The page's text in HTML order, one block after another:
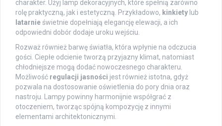
charakter. Użyj lamp dekoracyjnych, które spełnią zarówno
rolę praktyczną, jak i estetyczną. Przykładowo, kinkiety lub
latarnie świetnie dopełniają elegancję elewacji, a ich
odpowiedni dobór dodaje uroku wejściu.
Rozważ również barwę światła, która wpłynie na odczucia
gości. Ciepłe odcienie tworzą przyjazny klimat, natomiast
chłodniejsze mogą dodać nowoczesnego charakteru.
Możliwość regulacji jasności jest również istotna, gdyż
pozwala na dostosowanie oświetlenia do pory dnia oraz
nastroju. Lampy powinny harmonijnie współgrać z
otoczeniem, tworząc spójną kompozycję z innymi
elementami architektonicznymi.